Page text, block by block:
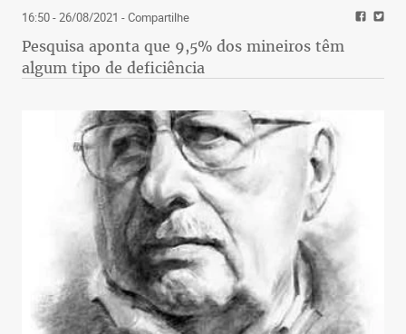
16:50 - 26/08/2021 - Compartilhe
Pesquisa aponta que 9,5% dos mineiros têm
algum tipo de deficiência